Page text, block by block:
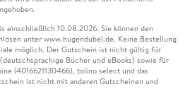
einschließlich 10.08.2026. Sie können den
unter www.hugendubel.de. Keine Bestellung
möglich. Der Gutschein ist nicht gültig für
Bücher und eBooks) sowie für
(4016621130466), tolino select und das
ist nicht mit anderen Gutscheinen und